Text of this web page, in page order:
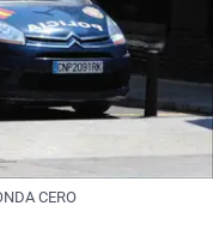
CERO